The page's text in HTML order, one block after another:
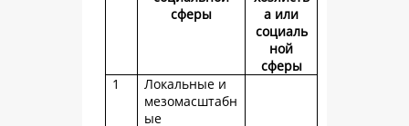
сферы
а или
социаль
ной
сферы
1
Локальные и
мезомасштабн
ые